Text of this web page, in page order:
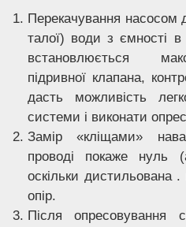
Перекачування насосом
талої) води з ємності
встановлюється
підривної клапана,
дасть можливість
системи і виконати
Замір «кліщами»
проводі покаже нуль
оскільки дистильована
опір.
Після опресовування